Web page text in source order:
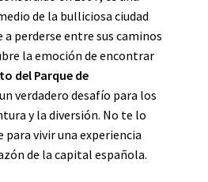
de la bulliciosa ciudad
a perderse entre sus caminos
la emoción de encontrar
del Parque de
verdadero desafío para los
y la diversión. No te lo
para vivir una experiencia
de la capital española.